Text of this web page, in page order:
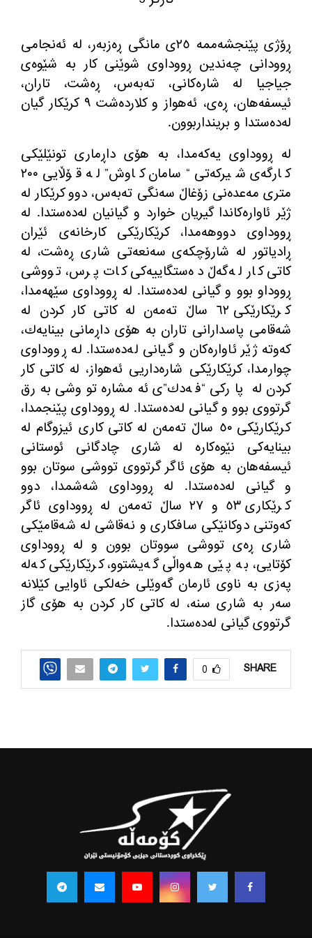
ڕۆژی پێنجشه‌ممه‌ ٢٥ی مانگی ڕه‌زبه‌ر، له‌ ئه‌نجامی
ڕوودانی چه‌ندین ڕووداوی شوێنی كار به‌ شێوه‌ی
جیاجیا له‌ شاره‌كانی، ته‌به‌س، ڕه‌شت، تاران،
ئیسفه‌هان، ڕه‌ی، ئه‌هواز و كلارده‌شت ٩ كرێكار گیان
له‌ده‌ستدا و برینداربوون.
له‌ ڕووداوی یه‌كه‌مدا، به‌ هۆی داڕماری تونێلێكی
كارگه‌ی شیركه‌تی “سامان كاوش” له‌ قۆڵایی ٢٠٠
متری مه‌عده‌نی زۆغاڵ سه‌نگی ته‌به‌س، دوو كرێكار له‌
ژێر ئاواره‌كاندا گیریان خوارد و گیانیان له‌ده‌ستدا. له‌
ڕووداوی دووهه‌مدا، كرێكارێكی كارخانه‌ی ئێران
ڕادیاتور له‌ شارۆچكه‌ی سه‌نعه‌تی شاری ڕه‌شت، له‌
كاتی كار له‌گه‌ڵ ده‌ستگاییه‌كی كات پرس، تووشی
ڕووداو بوو و گیانی له‌ده‌ستدا. له‌ ڕووداوی سێهه‌مدا،
كرێكارێكی ٦٢ ساڵ ته‌مه‌ن له‌ كاتی كار كردن له‌
شه‌قامی پاسدارانی تاران به‌ هۆی داڕمانی بینایه‌ك،
كه‌وته‌ ژێر ئاواره‌كان و گیانی له‌ده‌ستدا. له‌ ڕووداوی
چوارمدا، كرێكارێكی شاره‌داریی ئه‌هواز، له‌ كاتی كار
كردن له‌ پاركی “فه‌دك”ی ئه‌مشاره‌ تووشی به‌رق
گرتووی بوو و گیانی له‌ده‌ستدا. له‌ ڕووداوی پێنجمدا،
كرێكارێكی ٥٠ ساڵ ته‌مه‌ن له‌ كاتی كاری ئیزوگام له‌
بینایه‌كی نێوه‌كاره‌ له‌ شاری چادگانی ئوستانی
ئیسفه‌هان به‌ هۆی ئاگر گرتووی تووشی سوتان بوو
و گیانی له‌ده‌ستدا. له‌ ڕووداوی شه‌شمدا، دوو
كرێكاری ٥٣ و ٢٧ ساڵ ته‌مه‌ن له‌ ڕووداوی ئاگر
كه‌وتنی دوكانێكی سافكاری و نه‌قاشی له‌ شه‌قامێكی
شاری ڕه‌ی تووشی سووتان بوون و له‌ ڕووداوی
كۆتایی، به‌ پێی هه‌واڵی گه‌یشتوو، كرێكارێكی كه‌له‌
په‌زی به‌ ناوی ئارمان گه‌وێلی خه‌لكی ئاوایی كێلانه
سه‌ر به‌ شاری سنه‌، له‌ كاتی كار كردن به‌ هۆی گاز
گرتووی گیانی له‌ده‌ستدا.‌
SHARE
0